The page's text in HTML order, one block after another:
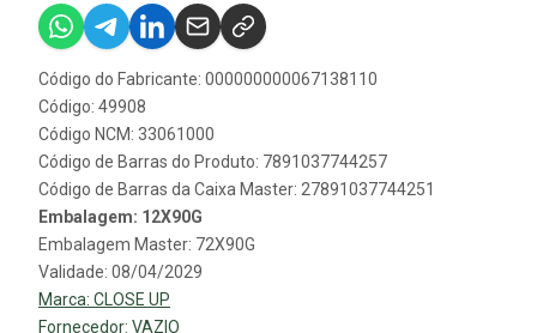
Código do Fabricante: 000000000067138110
Código: 49908
Código NCM: 33061000
Código de Barras do Produto: 7891037744257
Código de Barras da Caixa Master: 27891037744251
Embalagem: 12X90G
Embalagem Master: 72X90G
Validade: 08/04/2029
Marca: CLOSE UP
Fornecedor: VAZIO